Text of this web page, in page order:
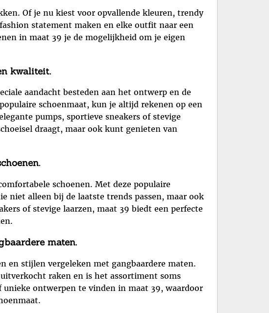
Of je nu kiest voor opvallende kleuren, trendy
statement maken en elke outfit naar een
in maat 39 je de mogelijkheid om je eigen
kwaliteit.
aandacht besteden aan het ontwerp en de
schoenmaat, kun je altijd rekenen op een
pumps, sportieve sneakers of stevige
draagt, maar ook kunt genieten van
schoenen. Met deze populaire
niet alleen bij de laatste trends passen, maar ook
of stevige laarzen, maat 39 biedt een perfecte
maten.
en stijlen vergeleken met gangbaardere maten.
raken en is het assortiment soms
ontwerpen te vinden in maat 39, waardoor